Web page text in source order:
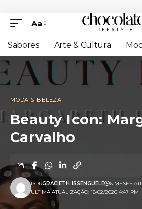
Aa
Sabores Arte & Cultura
MODA & BELEZA
Beauty Icon:
Carvalho
ULTIMA ATUALIZAÇÃO: 18/02/2026 4:47 PM
PORGRACIETH ISSENGUELE 6 MESES